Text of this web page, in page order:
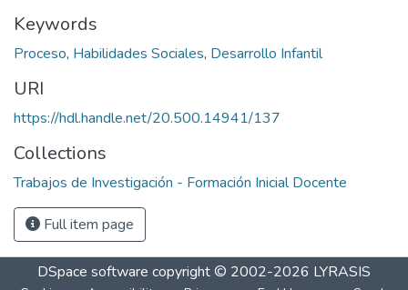
Keywords
Proceso, Habilidades Sociales, Desarrollo Infantil
URI
https://hdl.handle.net/20.500.14941/137
Collections
Trabajos de Investigación - Formación Inicial Docente
Full item page
DSpace software copyright © 2002-2026 LYRASIS